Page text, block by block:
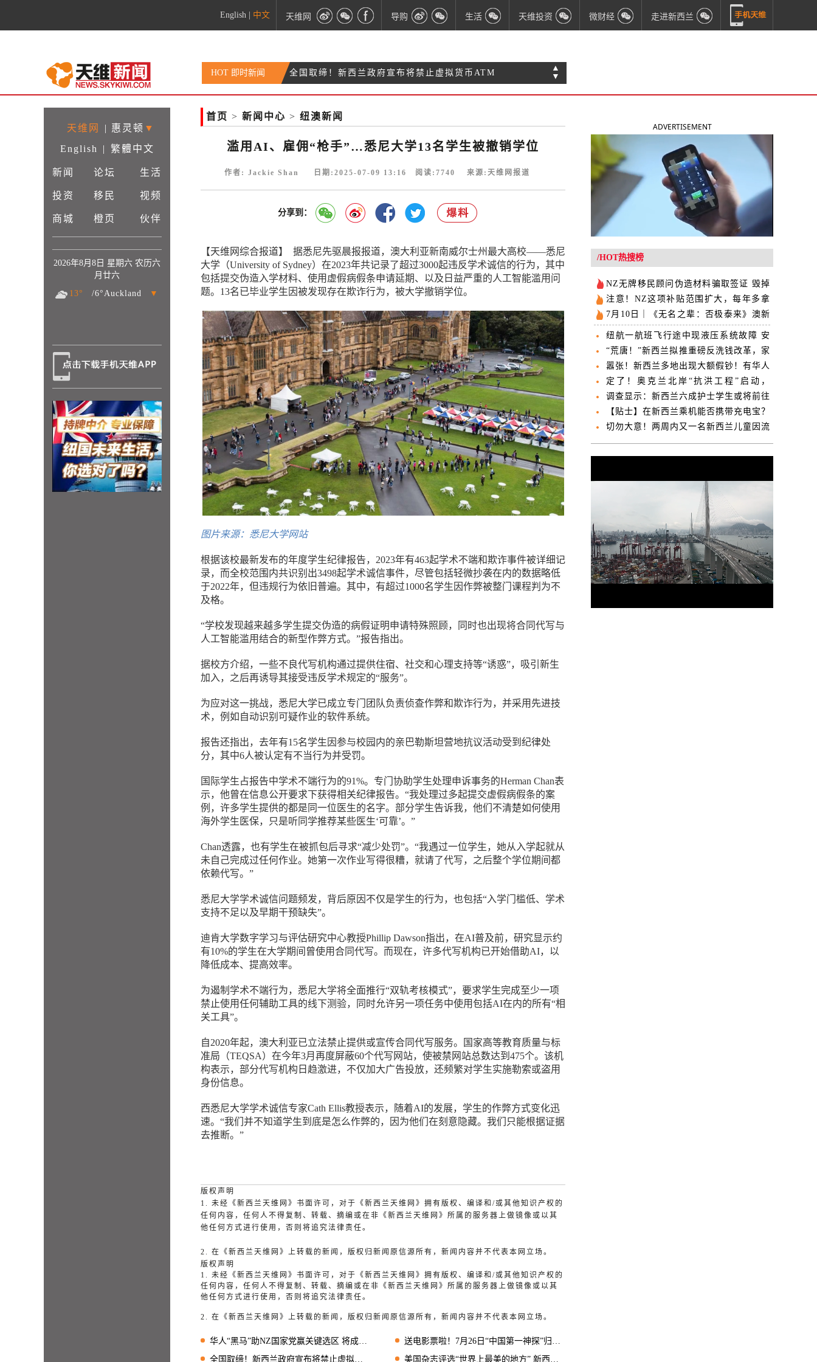
English 中文 天维网 导购 生活 天维投资 微财经 走进新西兰
HOT 即时新闻
全国取缔！新西兰政府宣布将禁止虚拟货币ATM
奥克兰华人男子苦等救护车45分钟身亡 家属五次拨打
111
▲
▼
天维网 | 惠灵顿 ▼
English
| 繁體中文
新闻 论坛 生活
投资 移民 视频
商城 橙页 伙伴
2026年8月8日 星期六 农历六
月廿六
13°
/6°Auckland ▼
首页 > 新闻中心 > 纽澳新闻
滥用AI、雇佣“枪手”…悉尼大学13名学生被撤销学位
作者: Jackie Shan 日期:2025-07-09 13:16 阅读: 7740 来源:天维网报道
分享到：
【天维网综合报道】 据悉尼先驱晨报报道，澳大利亚新南威尔士州最大高校——悉尼
大学（University of Sydney）在2023年共记录了超过3000起违反学术诚信的行为，其中
包括提交伪造入学材料、使用虚假病假条申请延期、以及日益严重的人工智能滥用问
题。13名已毕业学生因被发现存在欺诈行为，被大学撤销学位。
图片来源： 悉尼大学网站
根据该校最新发布的年度学生纪律报告，2023年有463起学术不端和欺诈事件被详细记
录，而全校范围内共识别出3498起学术诚信事件，尽管包括轻微抄袭在内的数据略低
于2022年，但违规行为依旧普遍。其中，有超过1000名学生因作弊被整门课程判为不
及格。
“学校发现越来越多学生提交伪造的病假证明申请特殊照顾，同时也出现将合同代写与
人工智能滥用结合的新型作弊方式。”报告指出。
据校方介绍，一些不良代写机构通过提供住宿、社交和心理支持等“诱惑”，吸引新生
加入，之后再诱导其接受违反学术规定的“服务”。
为应对这一挑战，悉尼大学已成立专门团队负责侦查作弊和欺诈行为，并采用先进技
术，例如自动识别可疑作业的软件系统。
报告还指出，去年有15名学生因参与校园内的亲巴勒斯坦营地抗议活动受到纪律处
分，其中6人被认定有不当行为并受罚。
国际学生占报告中学术不端行为的91%。专门协助学生处理申诉事务的Herman Chan表
示，他曾在信息公开要求下获得相关纪律报告。“我处理过多起提交虚假病假条的案
例，许多学生提供的都是同一位医生的名字。部分学生告诉我，他们不清楚如何使用
海外学生医保，只是听同学推荐某些医生‘可靠’。”
Chan透露，也有学生在被抓包后寻求“减少处罚”。“我遇过一位学生，她从入学起就从
未自己完成过任何作业。她第一次作业写得很糟，就请了代写，之后整个学位期间都
依赖代写。”
悉尼大学学术诚信问题频发，背后原因不仅是学生的行为，也包括“入学门槛低、学术
支持不足以及早期干预缺失”。
迪肯大学数字学习与评估研究中心教授Phillip Dawson指出，在AI普及前，研究显示约
有10%的学生在大学期间曾使用合同代写。而现在，许多代写机构已开始借助AI，以
降低成本、提高效率。
为遏制学术不端行为，悉尼大学将全面推行“双轨考核模式”，要求学生完成至少一项
禁止使用任何辅助工具的线下测验，同时允许另一项任务中使用包括AI在内的所有“相
关工具”。
自2020年起，澳大利亚已立法禁止提供或宣传合同代写服务。国家高等教育质量与标
准局（TEQSA）在今年3月再度屏蔽60个代写网站，使被禁网站总数达到475个。该机
构表示，部分代写机构日趋激进，不仅加大广告投放，还频繁对学生实施勒索或盗用
身份信息。
西悉尼大学学术诚信专家Cath Ellis教授表示，随着AI的发展，学生的作弊方式变化迅
速。“我们并不知道学生到底是怎么作弊的，因为他们在刻意隐藏。我们只能根据证据
去推断。”
版权声明
1. 未经《新西兰天维网》书面许可，对于《新西兰天维网》拥有版权、编译和/或其他知识产权的
任何内容，任何人不得复制、转载、摘编或在非《新西兰天维网》所属的服务器上做镜像或以其
他任何方式进行使用，否则将追究法律责任。
2. 在《新西兰天维网》上转载的新闻，版权归新闻原信源所有，新闻内容并不代表本网立场。
版权声明
1. 未经《新西兰天维网》书面许可，对于《新西兰天维网》拥有版权、编译和/或其他知识产权的
任何内容，任何人不得复制、转载、摘编或在非《新西兰天维网》所属的服务器上做镜像或以其
他任何方式进行使用，否则将追究法律责任。
2. 在《新西兰天维网》上转载的新闻，版权归新闻原信源所有，新闻内容并不代表本网立场。
华人“黑马”助NZ国家党赢关键选区 将成国会议员
送电影票啦！7月26日“中国第一神探”归来，超大屏幕IMAX实力诠释狄仁杰风采！
全国取缔！新西兰政府宣布将禁止虚拟货币ATM
美国杂志评选“世界上最美的地方” 新西兰一地上榜
ADVERTISEMENT
/HOT热搜榜
NZ无牌移民顾问伪造材料骗取签证 毁掉
五人移民梦
注意！NZ这项补贴范围扩大，每年多拿
780纽币！高收入人群也能领！
7月10日｜《无名之辈：否极泰来》澳新
定档，章宇、任素汐再搭档上演欢喜冤家
纽航一航班飞行途中现液压系统故障 安
全降落奥克兰
“荒唐！”新西兰拟推重磅反洗钱改革，家
长给娃开账户不再难！
嚣张！新西兰多地出现大额假钞！有华人
中招！NZ警方紧急提醒！
定了！奥克兰北岸“抗洪工程”启动，
Takapuna高尔夫球场将大改！
调查显示：新西兰六成护士学生或将前往
海外就业
【贴士】在新西兰乘机能否携带充电宝？
有哪些规定？
切勿大意！两周内又一名新西兰儿童因流
感不幸去世